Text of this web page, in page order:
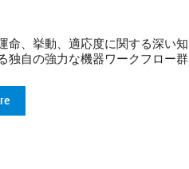
命、挙動、適応度に関する深い知
独自の強力な機器ワークフロー群